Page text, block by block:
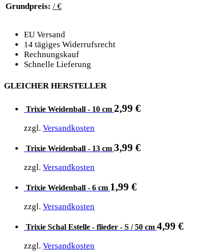
Grundpreis: / €
EU Versand
14 tägiges Widerrufsrecht
Rechnungskauf
Schnelle Lieferung
GLEICHER HERSTELLER
Trixie Weidenball - 10 cm 2,99 €
zzgl. Versandkosten
Trixie Weidenball - 13 cm 3,99 €
zzgl. Versandkosten
Trixie Weidenball - 6 cm 1,99 €
zzgl. Versandkosten
Trixie Schal Estelle - flieder - S / 50 cm 4,99 €
zzgl. Versandkosten